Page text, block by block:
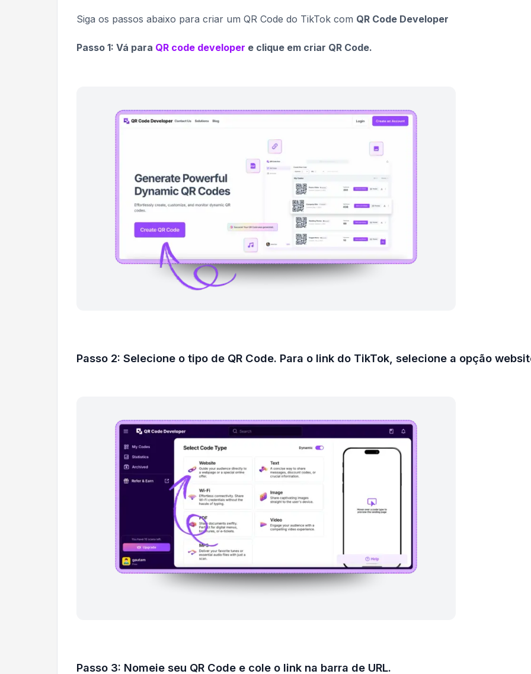
Siga os passos abaixo para criar um QR Code do TikTok com QR Code Developer
Passo 1: Vá para QR code developer e clique em criar QR Code.
Passo 2: Selecione o tipo de QR Code. Para o link do TikTok, selecione a opção
Passo 3: Nomeie seu QR Code e cole o link na barra de URL.